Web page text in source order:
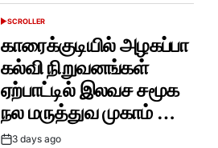
POSTED
SCROLLER
காரைக்குடியில் அழகப்பா
கல்வி நிறுவனங்கள்
ஏற்பாட்டில் இலவச சமூக
நல மருத்துவ முகாம் …
Post3 days ago